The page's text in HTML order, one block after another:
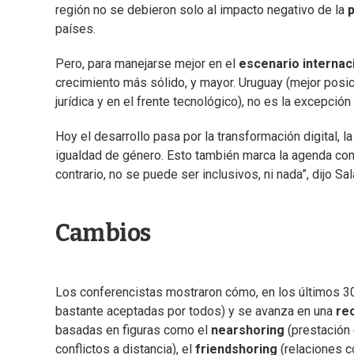
región no se debieron solo al impacto negativo de la
países.
Pero, para manejarse mejor en el escenario
crecimiento más sólido, y mayor. Uruguay (mejor
jurídica y en el frente tecnológico), no es la
Hoy el desarrollo pasa por la transformación digital,
igualdad de género. Esto también marca la agenda
contrario, no se puede ser inclusivos, ni nada”, dijo
Cambios
Los conferencistas mostraron cómo, en los últimos
bastante aceptadas por todos) y se avanza en una
basadas en figuras como el nearshoring (prestación
conflictos a distancia), el friendshoring (relaciones